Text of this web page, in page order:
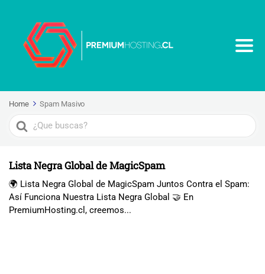
Home Spam Masivo
Search
For
Lista Negra Global de MagicSpam
🌍 Lista Negra Global de MagicSpam Juntos Contra el Spam:
Así Funciona Nuestra Lista Negra Global 🤝 En
PremiumHosting.cl, creemos...